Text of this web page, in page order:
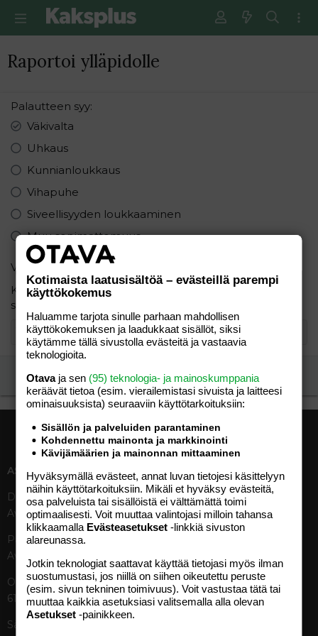
Raportoi ylläpidolle
Palautteen syy
Väkivalta
Uhkaus
Kunnianloukkaus
Vihapuhe
Siveellisyyden loukkaaminen
Muu sopimattomuus
Varmistus
Kuinka monta sanaa on lauseessa: "Minä rakastan
sinua"
Ilmoita asiaton viesti
ASIAKASPALVELU
Digipalvelut (09) 156 6227
Avoinna ma–pe 8–19
Painettu lehti (09) 156 665
Avoinna ma–pe 8–19
Otavamedian vaihde (09) 156
61
Sähköposti (digi)
MEDIATIEDOT
Tekniset tiedot, aikataulut ja
ilmoitushinnat
Tietoa verkon kävijöistä
Avoimuusraportti
Käyttöehdot
TUOTTEET
Kotimaista laatusisältöä – evästeillä parempi
käyttökokemus
Haluamme tarjota sinulle parhaan mahdollisen
käyttökokemuksen ja laadukkaat sisällöt, siksi
käytämme tällä sivustolla evästeitä ja vastaavia
teknologioita.
Otavaja sen (95) teknologia- ja mainoskumppania
keräävät tietoa (esim. vierailemis­tasi sivuista ja laitteesi
ominaisuuk­sista) seuraaviin käyttötarkoituksiin:
Sisällön ja palveluiden parantaminen
Kohdennettu mainonta ja markkinointi
Kävijämäärien ja mainonnan mittaaminen
Hyväksymällä evästeet, annat luvan tietojesi käsittelyyn
näihin käyttötarkoituksiin. Mikäli et hyväksy evästeitä,
osa palveluista tai sisällöistä ei välttämättä toimi
optimaalisesti. Voit muuttaa valintojasi milloin tahansa
klikkaamalla Evästeasetukset -linkkiä sivuston
alareunassa.
Jotkin teknologiat saattavat käyttää tietojasi myös ilman
suostumustasi, jos niillä on siihen oikeutettu peruste
(esim. sivun tekninen toimivuus). Voit vastustaa tätä tai
muuttaa kaikkia asetuksiasi valitsemalla alla olevan
Asetukset -painikkeen.